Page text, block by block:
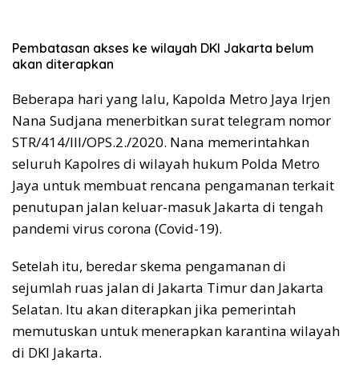
Pembatasan akses ke wilayah DKI Jakarta belum
akan diterapkan
Beberapa hari yang lalu, Kapolda Metro Jaya Irjen
Nana Sudjana menerbitkan surat telegram nomor
STR/414/III/OPS.2./2020. Nana memerintahkan
seluruh Kapolres di wilayah hukum Polda Metro
Jaya untuk membuat rencana pengamanan terkait
penutupan jalan keluar-masuk Jakarta di tengah
pandemi virus corona (Covid-19).
Setelah itu, beredar skema pengamanan di
sejumlah ruas jalan di Jakarta Timur dan Jakarta
Selatan. Itu akan diterapkan jika pemerintah
memutuskan untuk menerapkan karantina wilayah
di DKI Jakarta.